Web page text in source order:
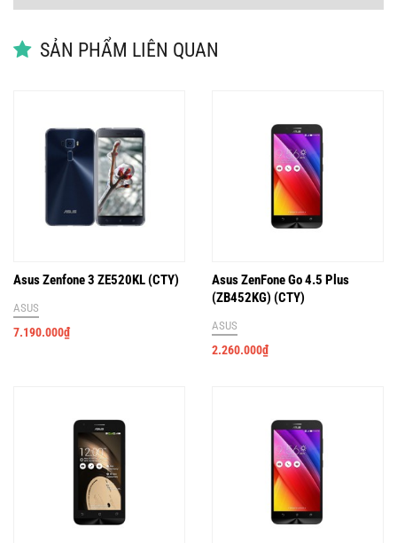
SẢN PHẨM LIÊN QUAN
Asus Zenfone 3 ZE520KL (CTY)
ASUS
7.190.000₫
Asus ZenFone Go 4.5 Plus
‏(ZB452KG)‏ (CTY)
ASUS
2.260.000₫